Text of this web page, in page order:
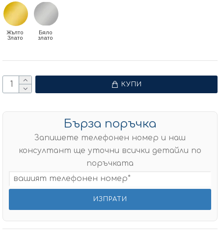
Жълто
Злато
Бяло
злато
КУПИ
Бърза поръчка
Запишете телефонен номер и наш
консултант ще уточни всички детайли по
поръчката